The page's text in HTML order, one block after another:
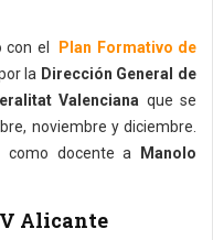
el
Plan Formativo de
la Dirección General de
Valenciana que se
noviembre y diciembre.
como docente a
Manolo
Alicante